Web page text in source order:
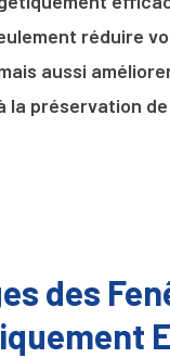
réduire
aussi
préservation de
des